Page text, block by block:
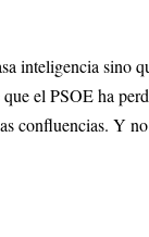
inteligencia sino
el PSOE ha
confluencias. Y